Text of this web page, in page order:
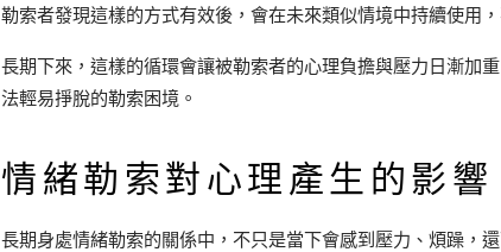
勒索者發現這樣的方式有效後，會在未來類似情境中持續使用
長期下來，這樣的循環會讓被勒索者的心理負擔與壓力日漸加
法輕易掙脫的勒索困境。
情緒勒索對心理產生的影響
長期身處情緒勒索的關係中，不只是當下會感到壓力、煩躁，